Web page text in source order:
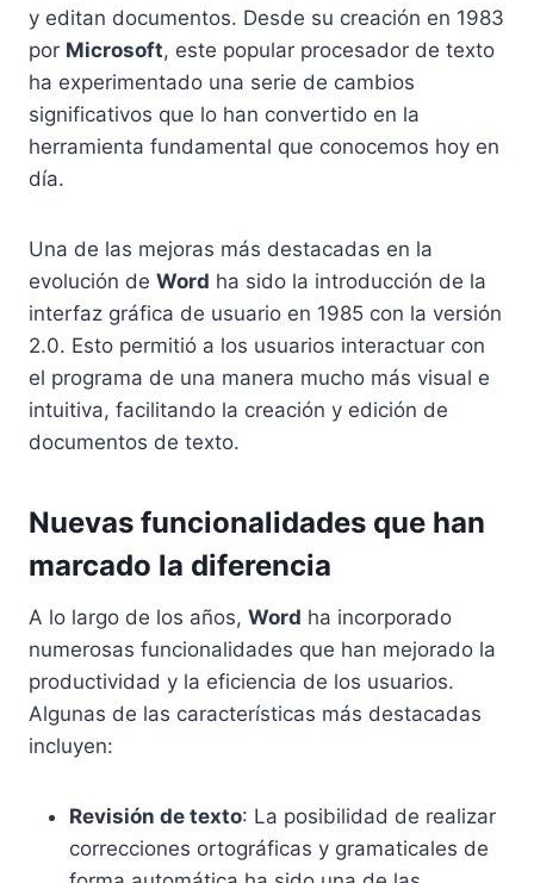
y editan documentos. Desde su creación en 1983
por Microsoft, este popular procesador de texto
ha experimentado una serie de cambios
significativos que lo han convertido en la
herramienta fundamental que conocemos hoy en
día.
Una de las mejoras más destacadas en la
evolución de Word ha sido la introducción de la
interfaz gráfica de usuario en 1985 con la versión
2.0. Esto permitió a los usuarios interactuar con
el programa de una manera mucho más visual e
intuitiva, facilitando la creación y edición de
documentos de texto.
Nuevas funcionalidades que han
marcado la diferencia
A lo largo de los años, Word ha incorporado
numerosas funcionalidades que han mejorado la
productividad y la eficiencia de los usuarios.
Algunas de las características más destacadas
incluyen:
Revisión de texto: La posibilidad de realizar
correcciones ortográficas y gramaticales de